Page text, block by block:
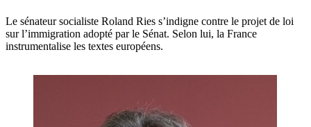
Le sénateur socialiste Roland Ries s’indigne contre le projet de loi
sur l’immigration adopté par le Sénat. Selon lui, la France
instrumentalise les textes européens.